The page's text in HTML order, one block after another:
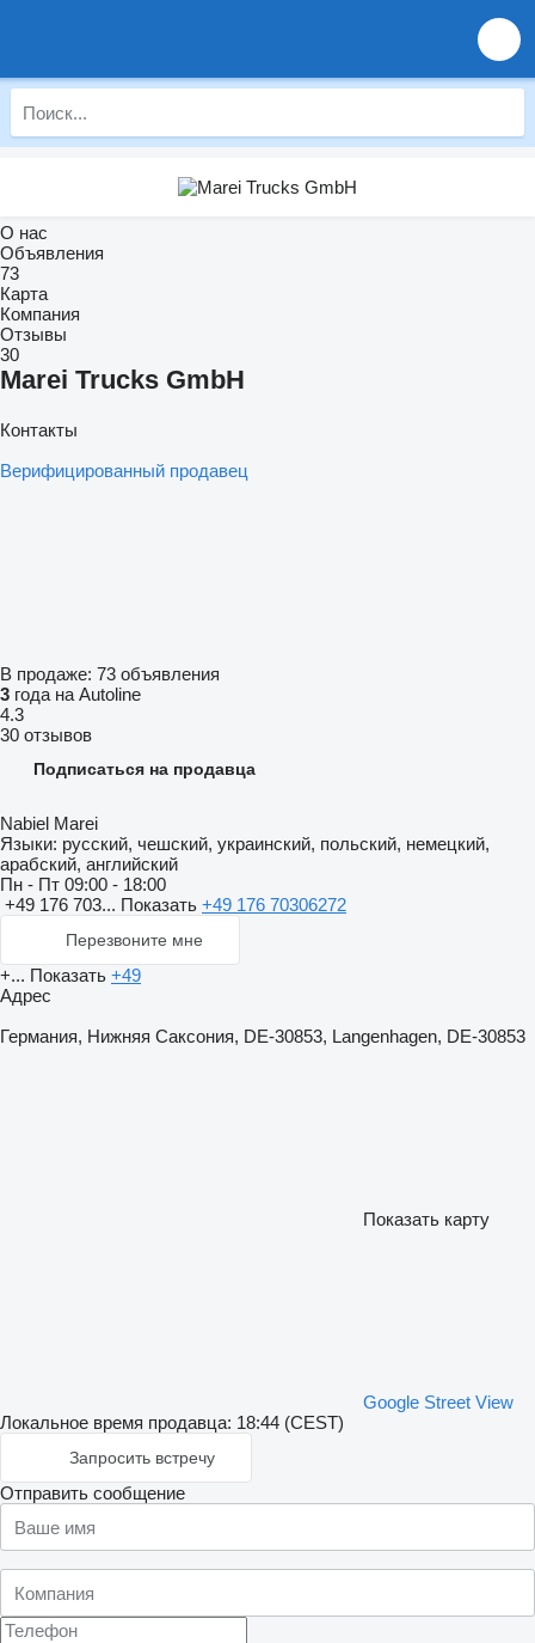
О нас
Объявления
73
Карта
Компания
Отзывы
30
Marei Trucks GmbH
Контакты
Верифицированный продавец
В продаже: 73 объявления
3 года на Autoline
4.3
30 отзывов
Подписаться на продавца
Nabiel Marei
Языки: русский, чешский, украинский, польский, немецкий,
арабский, английский
Пн - Пт 09:00 - 18:00
+49 176 703... Показать +49 176 70306272
Перезвоните мне
+... Показать +49
Адрес
Германия, Нижняя Саксония, DE-30853, Langenhagen, DE-30853
Показать карту
Google Street View
Локальное время продавца: 18:44 (CEST)
Запросить встречу
Отправить сообщение